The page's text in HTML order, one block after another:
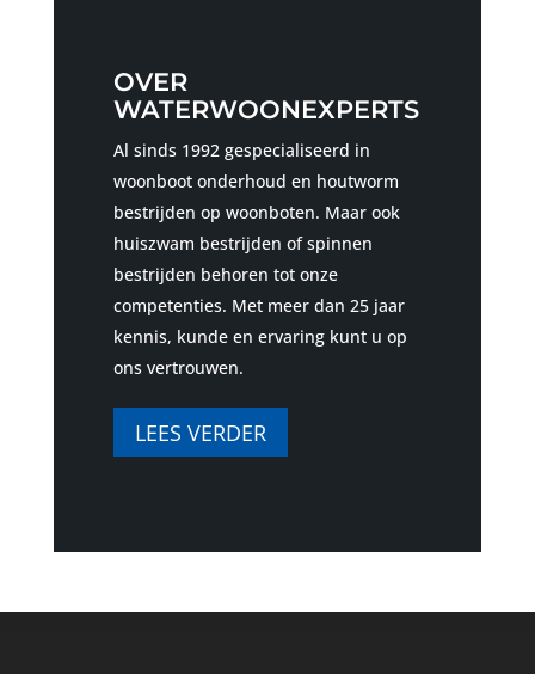
OVER
WATERWOONEXPERTS
Al sinds 1992 gespecialiseerd in
woonboot onderhoud en houtworm
bestrijden op woonboten. Maar ook
huiszwam bestrijden of spinnen
bestrijden behoren tot onze
competenties. Met meer dan 25 jaar
kennis, kunde en ervaring kunt u op
ons vertrouwen.
LEES VERDER